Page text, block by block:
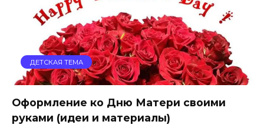
ДЕТСКАЯ ТЕМА
Оформление ко Дню Матери своими
руками (идеи и материалы)